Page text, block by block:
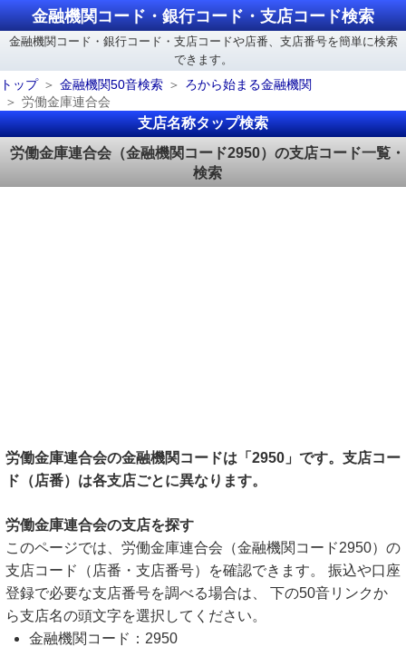
金融機関コード・銀行コード・支店コード検索
金融機関コード・銀行コード・支店コードや店番、支店番号を簡単に検索
できます。
トップ
金融機関50音検索
ろから始まる金融機関
労働金庫連合会
支店名称タップ検索
労働金庫連合会（金融機関コード2950）の支店コード一覧・
検索
労働金庫連合会の金融機関コードは「2950」です。支店コー
ド（店番）は各支店ごとに異なります。
労働金庫連合会の支店を探す
このページでは、労働金庫連合会（金融機関コード2950）の
支店コード（店番・支店番号）を確認できます。 振込や口座
登録で必要な支店番号を調べる場合は、 下の50音リンクか
ら支店名の頭文字を選択してください。
金融機関コード：2950